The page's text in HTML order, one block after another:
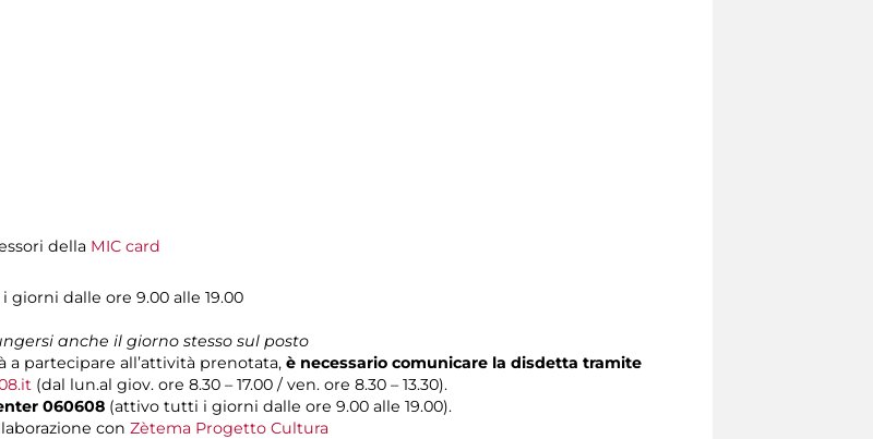
della MIC card
dalle ore 9.00 alle 19.00
anche il giorno stesso sul posto
a partecipare all’attività prenotata, è necessario comunicare la disdetta tramite
(dal lun.al giov. ore 8.30 – 17.00 / ven. ore 8.30 – 13.30).
060608 (attivo tutti i giorni dalle ore 9.00 alle 19.00).
con Zètema Progetto Cultura